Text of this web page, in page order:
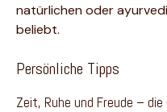
natürlichen oder
beliebt.
Persönliche Tipps
Zeit, Ruhe und Freude –